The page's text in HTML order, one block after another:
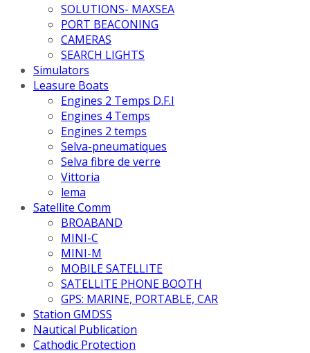
SOLUTIONS- MAXSEA
PORT BEACONING
CAMERAS
SEARCH LIGHTS
Simulators
Leasure Boats
Engines 2 Temps D.F.I
Engines 4 Temps
Engines 2 temps
Selva-pneumatiques
Selva fibre de verre
Vittoria
lema
Satellite Comm
BROABAND
MINI-C
MINI-M
MOBILE SATELLITE
SATELLITE PHONE BOOTH
GPS: MARINE, PORTABLE, CAR
Station GMDSS
Nautical Publication
Cathodic Protection